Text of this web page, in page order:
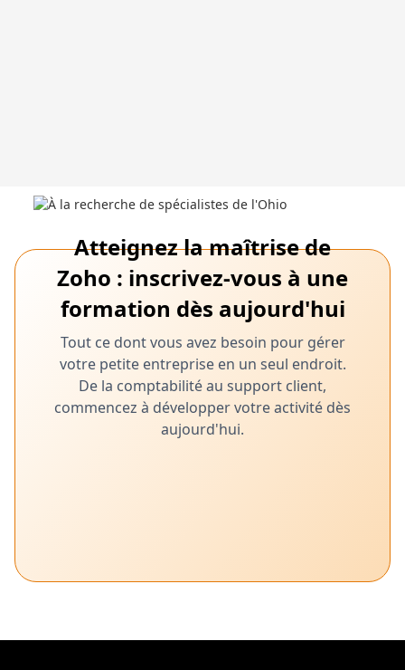
Atteignez la maîtrise de
Zoho : inscrivez-vous à une
formation dès aujourd'hui
Tout ce dont vous avez besoin pour gérer
votre petite entreprise en un seul endroit.
De la comptabilité au support client,
commencez à développer votre activité dès
aujourd'hui.